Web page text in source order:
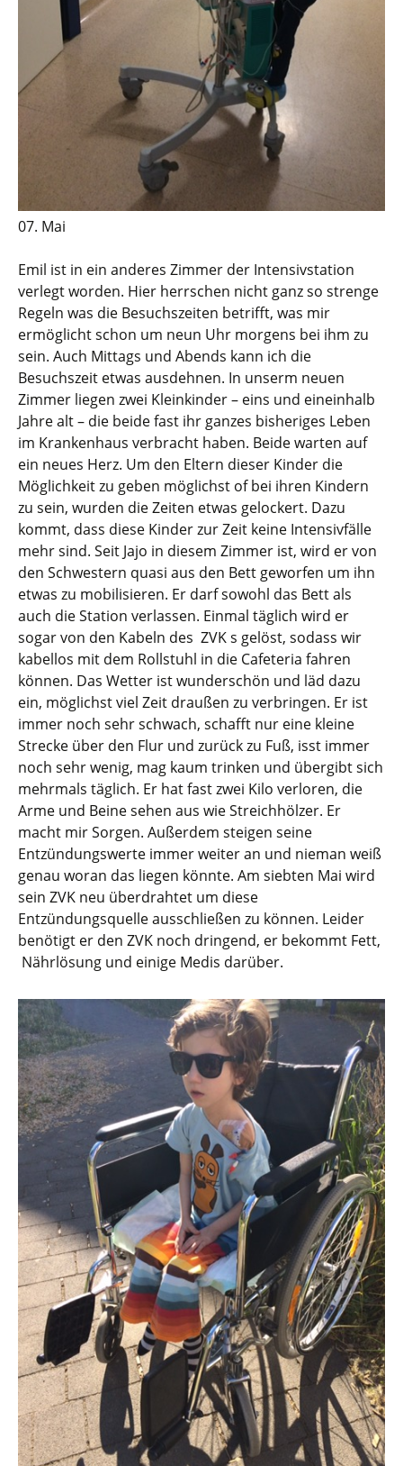
07. Mai
Emil ist in ein anderes Zimmer der Intensivstation
verlegt worden. Hier herrschen nicht ganz so strenge
Regeln was die Besuchszeiten betrifft, was mir
ermöglicht schon um neun Uhr morgens bei ihm zu
sein. Auch Mittags und Abends kann ich die
Besuchszeit etwas ausdehnen. In unserm neuen
Zimmer liegen zwei Kleinkinder – eins und eineinhalb
Jahre alt – die beide fast ihr ganzes bisheriges Leben
im Krankenhaus verbracht haben. Beide warten auf
ein neues Herz. Um den Eltern dieser Kinder die
Möglichkeit zu geben möglichst of bei ihren Kindern
zu sein, wurden die Zeiten etwas gelockert. Dazu
kommt, dass diese Kinder zur Zeit keine Intensivfälle
mehr sind. Seit Jajo in diesem Zimmer ist, wird er von
den Schwestern quasi aus den Bett geworfen um ihn
etwas zu mobilisieren. Er darf sowohl das Bett als
auch die Station verlassen. Einmal täglich wird er
sogar von den Kabeln des ZVK s gelöst, sodass wir
kabellos mit dem Rollstuhl in die Cafeteria fahren
können. Das Wetter ist wunderschön und läd dazu
ein, möglichst viel Zeit draußen zu verbringen. Er ist
immer noch sehr schwach, schafft nur eine kleine
Strecke über den Flur und zurück zu Fuß, isst immer
noch sehr wenig, mag kaum trinken und übergibt sich
mehrmals täglich. Er hat fast zwei Kilo verloren, die
Arme und Beine sehen aus wie Streichhölzer. Er
macht mir Sorgen. Außerdem steigen seine
Entzündungswerte immer weiter an und nieman weiß
genau woran das liegen könnte. Am siebten Mai wird
sein ZVK neu überdrahtet um diese
Entzündungsquelle ausschließen zu können. Leider
benötigt er den ZVK noch dringend, er bekommt Fett,
Nährlösung und einige Medis darüber.